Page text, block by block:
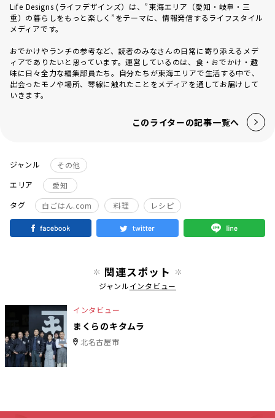
Life Designs (ライフデザインズ）は、”東海エリア（愛知・岐阜・三
重）の暮らしをもっと楽しく”をテーマに、情報発信するライフスタイル
メディアです。
おでかけやランチの参考など、読者のみなさんの日常に寄り添えるメデ
ィアでありたいと思っています。運営しているのは、食・おでかけ・趣
味に日々全力な編集部員たち。自分たちが東海エリアで生活する中で、
出会ったモノや場所、琴線に触れたことをメディアを通してお届けして
いきます。
このライターの記事一覧へ
ジャンル
その他
エリア
愛知
タグ
白ごはん.com 料理 レシピ
関連スポット
ジャンルインタビュー
インタビュー
まくらのキタムラ
北名古屋市